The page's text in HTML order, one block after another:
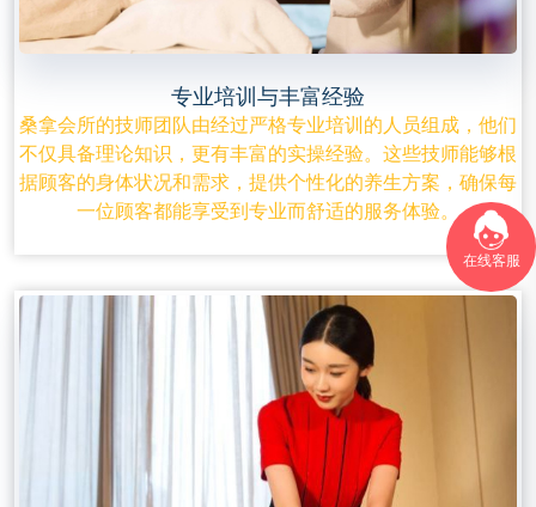
在线客服
专业培训与丰富经验
桑拿会所的技师团队由经过严格专业培训的人员组成，他们
不仅具备理论知识，更有丰富的实操经验。这些技师能够根
据顾客的身体状况和需求，提供个性化的养生方案，确保每
一位顾客都能享受到专业而舒适的服务体验。